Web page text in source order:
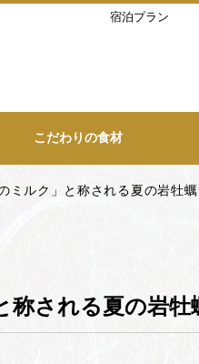
宿泊プラン
こだわりの食材
ミルク」と称される夏の岩牡
称される夏の岩